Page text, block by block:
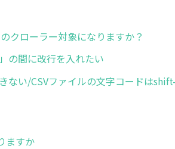
クローラー対象になりますか？
の間に改行を入れたい
ない/CSVファイルの文字コードは
ますか